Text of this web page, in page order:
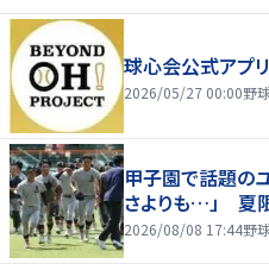
球心会公式アプ
2026/05/27 00:00野
甲子園で話題の
さよりも…」 夏
2026/08/08 17:44野